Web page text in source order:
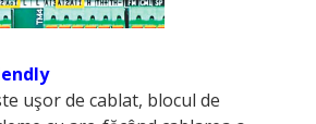
uşor de cablat, blocul de